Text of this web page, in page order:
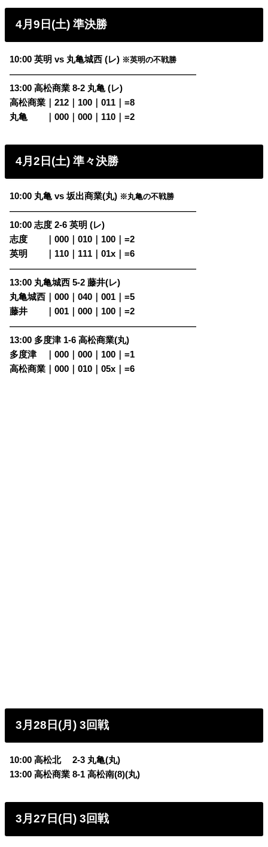
4月9日(土) 準決勝
10:00 英明 vs 丸亀城西 (レ) ※英明の不戦勝
————————————————————————
13:00 高松商業 8-2 丸亀 (レ)
高松商業｜212｜100｜011｜=8
丸亀
｜000｜000｜110｜=2
4月2日(土) 準々決勝
10:00 丸亀 vs 坂出商業(丸) ※丸亀の不戦勝
————————————————————————
10:00 志度 2-6 英明 (レ)
志度
｜000｜010｜100｜=2
英明
｜110｜111｜01x｜=6
————————————————————————
13:00 丸亀城西 5-2 藤井(レ)
丸亀城西｜000｜040｜001｜=5
藤井
｜001｜000｜100｜=2
————————————————————————
13:00 多度津 1-6 高松商業(丸)
多度津
｜000｜000｜100｜=1
高松商業｜000｜010｜05x｜=6
3月28日(月) 3回戦
10:00 高松北 2-3 丸亀(丸)
13:00 高松商業 8-1 高松南(8)(丸)
3月27日(日) 3回戦